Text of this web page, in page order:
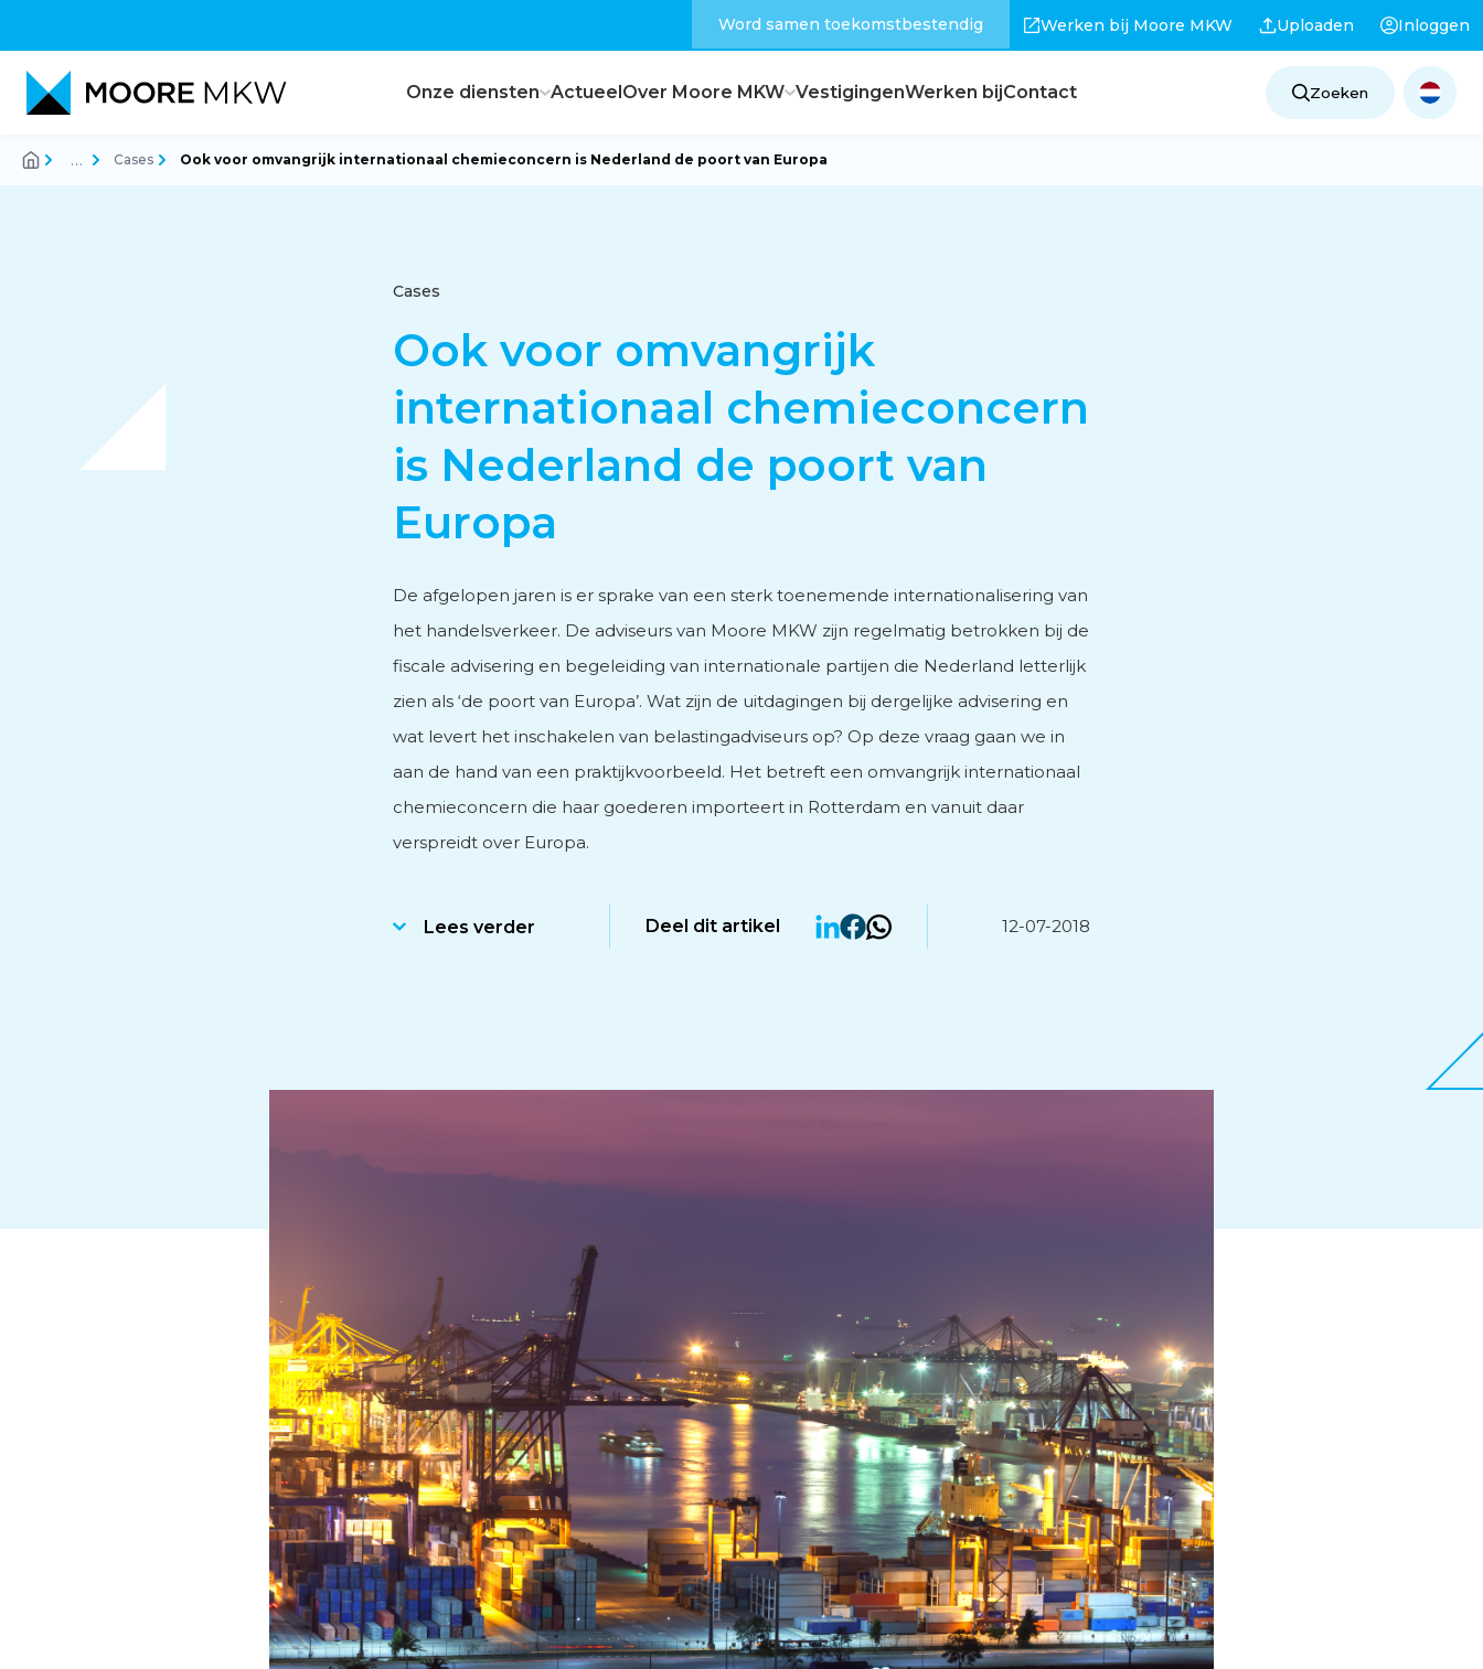
Word samen toekomstbestendig Werken bij Moore MKW Uploaden Inloggen
Onze diensten
Corporate finance
Personeels- en salarisadvies
Subsidieadvies
Internationaal ondernemen
ActueelOver Moore MKW
Hoe zijn wij georganiseerd?
Feiten en cijfers
VestigingenWerken bijContact Zoeken
… Cases Ook voor omvangrijk internationaal chemieconcern is Nederland de poort van Europa
Cases
Ook voor omvangrijk
internationaal chemieconcern
is Nederland de poort van
Europa
De afgelopen jaren is er sprake van een sterk toenemende internationalisering van
het handelsverkeer. De adviseurs van Moore MKW zijn regelmatig betrokken bij de
fiscale advisering en begeleiding van internationale partijen die Nederland letterlijk
zien als ‘de poort van Europa’. Wat zijn de uitdagingen bij dergelijke advisering en
wat levert het inschakelen van belastingadviseurs op? Op deze vraag gaan we in
aan de hand van een praktijkvoorbeeld. Het betreft een omvangrijk internationaal
chemieconcern die haar goederen importeert in Rotterdam en vanuit daar
verspreidt over Europa.
Lees verder Deel dit artikel 12-07-2018